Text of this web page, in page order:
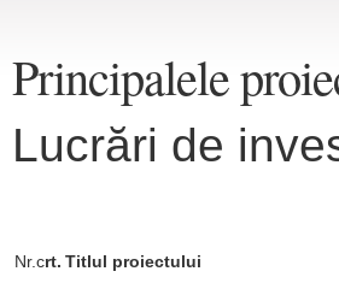
Principalele
Lucrări de
Nr.crt. Titlul proiectului